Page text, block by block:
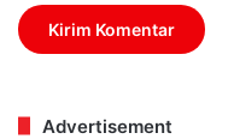
Advertisement